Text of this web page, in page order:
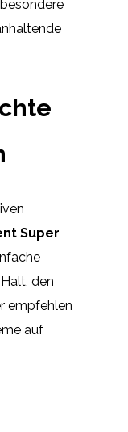
Super
den
empfehlen
auf